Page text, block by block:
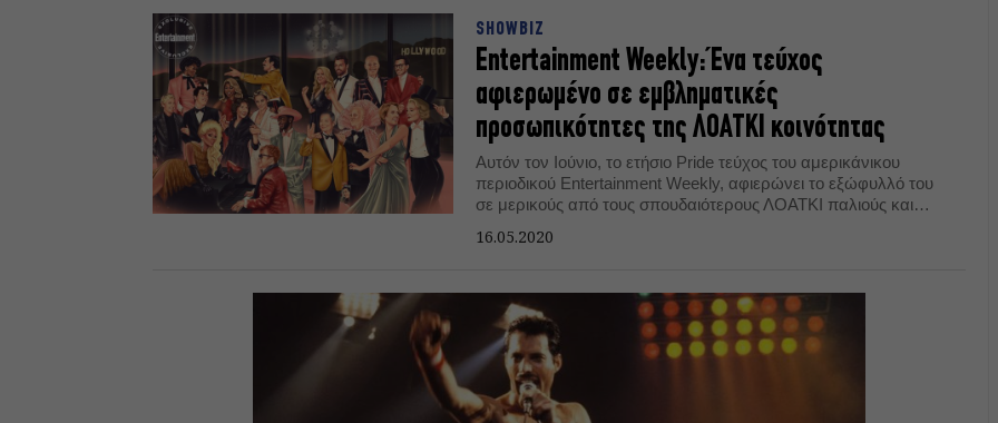
SHOWBIZ
Entertainment Weekly: Ένα τεύχος
αφιερωμένο σε εμβληματικές
προσωπικότητες της ΛΟΑΤΚΙ κοινότητας
Αυτόν τον Ιούνιο, το ετήσιο Pride τεύχος του αμερικάνικου
περιοδικού Entertainment Weekly, αφιερώνει το εξώφυλλό του
σε μερικούς από τους σπουδαιότερους ΛΟΑΤΚΙ παλιούς και
16.05.2020